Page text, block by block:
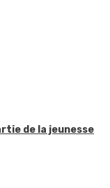
de la jeunesse